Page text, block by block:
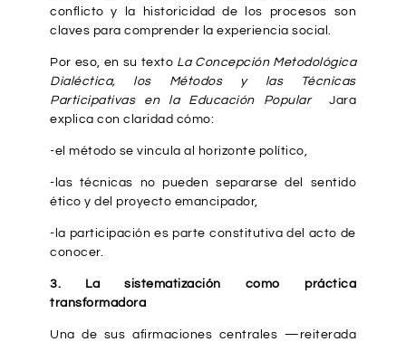
conflicto y la historicidad de los procesos son
claves para comprender la experiencia social.
Por eso, en su texto La Concepción Metodológica
Dialéctica, los Métodos y las Técnicas
Participativas en la Educación PopularJara
explica con claridad cómo:
-el método se vincula al horizonte político,
-las técnicas no pueden separarse del sentido
ético y del proyecto emancipador,
-la participación es parte constitutiva del acto de
conocer.
3. La sistematización como práctica
transformadora
Una de sus afirmaciones centrales —reiterada